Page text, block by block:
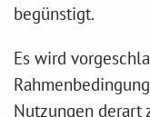
begünstigt.
Es wird
Nutzungen derart